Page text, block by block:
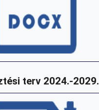
terv 2024.-2029.